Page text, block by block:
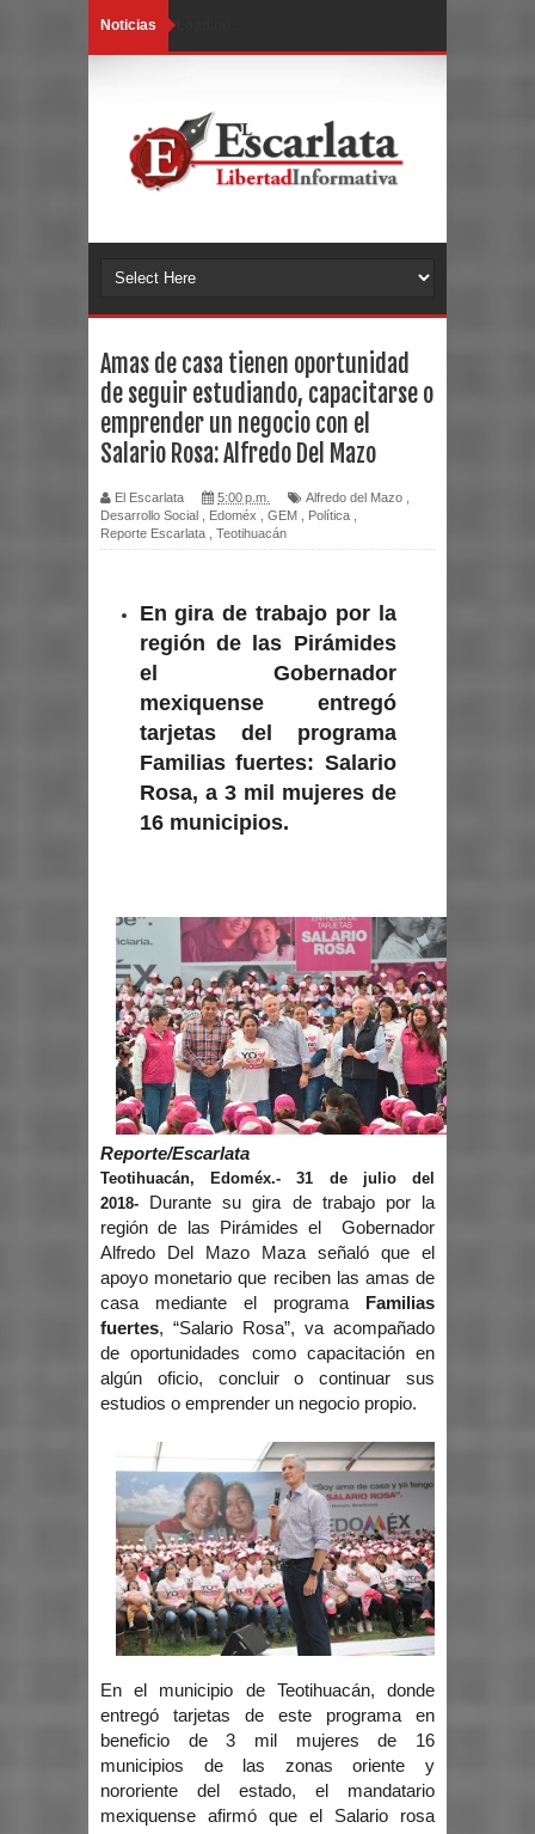
Noticias
Amas de casa tienen oportunidad
de seguir estudiando, capacitarse o
emprender un negocio con el
Salario Rosa: Alfredo Del Mazo
El Escarlata 5:00 p.m. Alfredo del Mazo
Desarrollo Social
Edoméx GEM Política
Reporte Escarlata
Teotihuacán
En gira de trabajo por la
región de las Pirámides
el Gobernador
mexiquense entregó
tarjetas del programa
Familias fuertes: Salario
Rosa, a 3 mil mujeres de
16 municipios.
Reporte/Escarlata
Teotihuacán, Edoméx.- 31 de julio del
2018-
Durante su gira de trabajo por la
región de las Pirámides el Gobernador
Alfredo Del Mazo Maza señaló que el
apoyo monetario que reciben las amas de
casa mediante el programa
Familias
fuertes, “Salario Rosa”, va acompañado
de oportunidades como capacitación en
algún oficio, concluir o continuar sus
estudios o emprender un negocio propio.
En el municipio de Teotihuacán, donde
entregó tarjetas de este programa en
beneficio de 3 mil mujeres de 16
municipios de las zonas oriente y
nororiente del estado, el mandatario
mexiquense afirmó que el Salario rosa